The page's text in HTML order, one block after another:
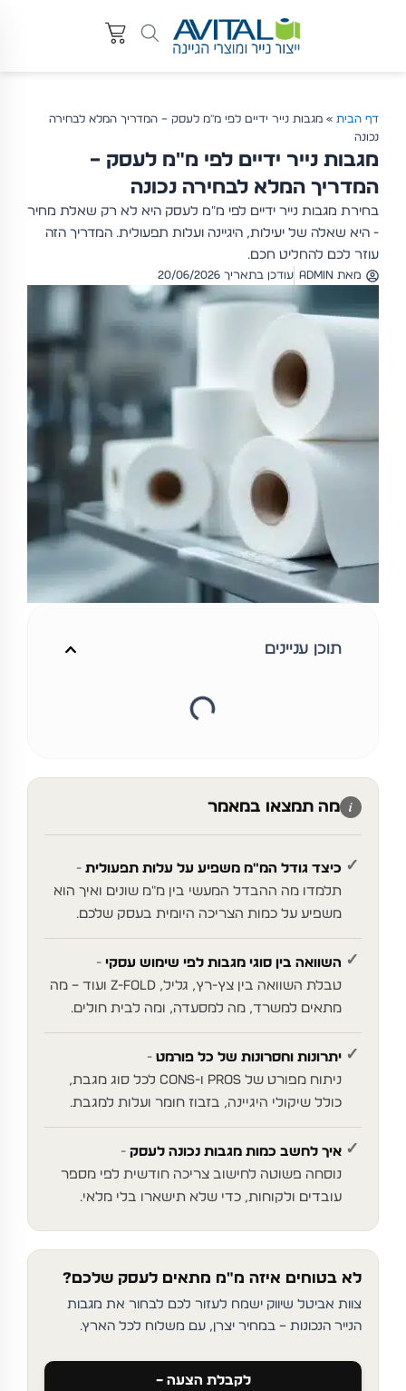
דף הבית » מגבות נייר ידיים לפי מ"מ לעסק – המדריך המלא לבחירה
נכונה
מגבות נייר ידיים לפי מ"מ לעסק –
המדריך המלא לבחירה נכונה
בחירת מגבות נייר ידיים לפי מ"מ לעסק היא לא רק שאלת מחיר
- היא שאלה של יעילות, היגיינה ועלות תפעולית. המדריך הזה
עוזר לכם להחליט חכם.
מאת admin עודכן בתאריך 20/06/2026
תוכן עניינים
מה תמצאו במאמר
✓ כיצד גודל המ"מ משפיע על עלות תפעולית
תלמדו מה ההבדל המעשי בין מ"מ שונים ואיך הוא
משפיע על כמות הצריכה היומית בעסק שלכם.
✓ השוואה בין סוגי מגבות לפי שימוש עסקי
טבלת השוואה בין צץ-רץ, גליל, Z-fold ועוד – מה
מתאים למשרד, מה למסעדה, ומה לבית חולים.
✓ יתרונות וחסרונות של כל פורמט
ניתוח מפורט של pros ו-cons לכל סוג מגבת,
כולל שיקולי היגיינה, בזבוז חומר ועלות למגבת.
✓ איך לחשב כמות מגבות נכונה לעסק
נוסחה פשוטה לחישוב צריכה חודשית לפי מספר
עובדים ולקוחות, כדי שלא תישארו בלי מלאי.
לא בטוחים איזה מ"מ מתאים לעסק שלכם?
צוות אביטל שיווק ישמח לעזור לכם לבחור את מגבות
הנייר הנכונות – במחיר יצרן, עם משלוח לכל הארץ.
לקבלת הצעה –